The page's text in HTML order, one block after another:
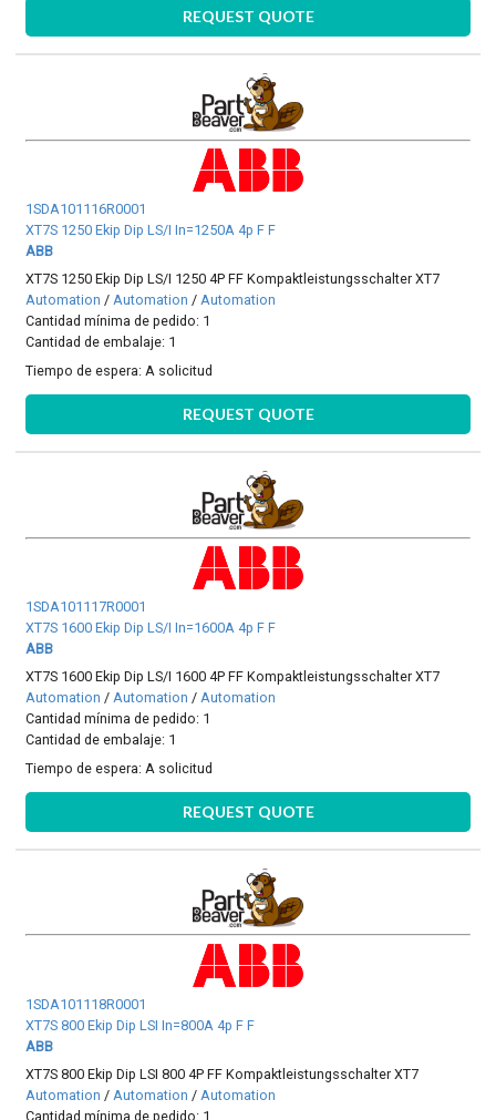
REQUEST QUOTE
1SDA101116R0001
XT7S 1250 Ekip Dip LS/I In=1250A 4p F F
ABB
XT7S 1250 Ekip Dip LS/I 1250 4P FF Kompaktleistungsschalter XT7
Automation /Automation /Automation
Cantidad mínima de pedido: 1
Cantidad de embalaje: 1
Tiempo de espera: A solicitud
REQUEST QUOTE
1SDA101117R0001
XT7S 1600 Ekip Dip LS/I In=1600A 4p F F
ABB
XT7S 1600 Ekip Dip LS/I 1600 4P FF Kompaktleistungsschalter XT7
Automation /Automation /Automation
Cantidad mínima de pedido: 1
Cantidad de embalaje: 1
Tiempo de espera: A solicitud
REQUEST QUOTE
1SDA101118R0001
XT7S 800 Ekip Dip LSI In=800A 4p F F
ABB
XT7S 800 Ekip Dip LSI 800 4P FF Kompaktleistungsschalter XT7
Automation /Automation /Automation
Cantidad mínima de pedido: 1